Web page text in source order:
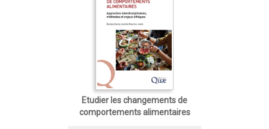
Etudier les changements de
comportements alimentaires